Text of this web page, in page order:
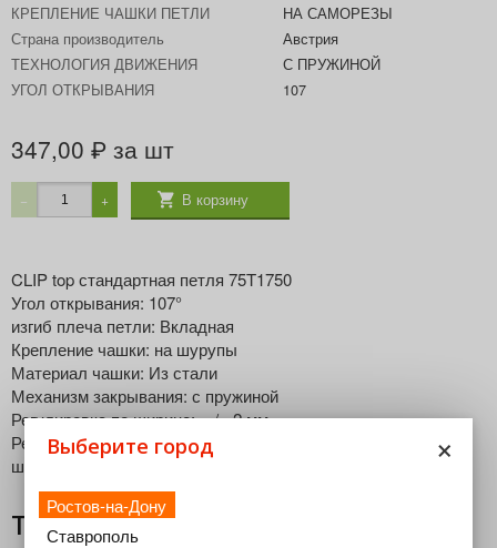
КРЕПЛЕНИЕ ЧАШКИ ПЕТЛИ
НА САМОРЕЗЫ
Страна производитель
Австрия
ТЕХНОЛОГИЯ ДВИЖЕНИЯ
С ПРУЖИНОЙ
УГОЛ ОТКРЫВАНИЯ
107
347,00 ₽ за шт
− + В корзину
CLIP top стандартная петля 75T1750
Угол открывания: 107°
изгиб плеча петли: Вкладная
Крепление чашки: на шурупы
Материал чашки: Из стали
Механизм закрывания: с пружиной
Регулировка по ширине: + / - 2 мм
Регулировка по глубине: + 3/- 2 мм, удобным винтовым
шнеком
Товары из этой категории
×
Выберите город
Ростов-на-Дону
Ставрополь